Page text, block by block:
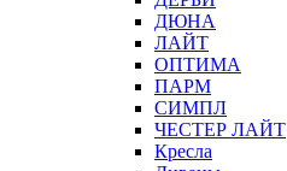
ДЮНА
ЛАЙТ
ОПТИМА
ПАРМ
СИМПЛ
ЧЕСТЕР ЛАЙТ
Кресла